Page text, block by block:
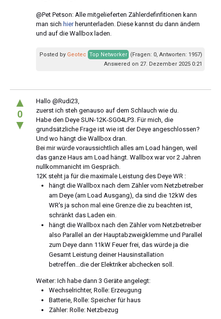
@Pet Petson: Alle mitgelieferten Zählerdefinfitionen kann
man sich hierherunterladen. Diese kannst du dann ändern
und auf die Wallbox laden.
Posted by Geotec Top Networker (Fragen: 0, Antworten: 1957)
Answered on 27. Dezember 2025 0:21
▲
0
▼
Hallo @Rudi23,
zuerst ich steh genauso auf dem Schlauch wie du.
Habe den Deye SUN-12K-SG04LP3. Für mich, die
grundsätzliche Frage ist wie ist der Deye angeschlossen?
Und wo hängt die Wallbox dran.
Bei mir würde voraussichtlich alles am Load hängen, weil
das ganze Haus am Load hängt. Wallbox war vor 2 Jahren
nullkommanicht im Gespräch.
12K steht ja für die maximale Leistung des Deye WR :
hängt die Wallbox nach dem Zähler vom Netzbetreiber
am Deye (am Load Ausgang), da sind die 12kW des
WR's ja schon mal eine Grenze die zu beachten ist,
schränkt das Laden ein.
hängt die Wallbox nach den Zähler vom Netzbetreiber
also Parallel an der Hauptabzweigklemme und Parallel
zum Deye dann 11kW Feuer frei, das würde ja die
Gesamt Leistung deiner Hausinstallation
betreffen...die der Elektriker abchecken soll.
Weiter: Ich habe dann 3 Geräte angelegt:
Wechselrichter, Rolle: Erzeugung
Batterie, Rolle: Speicher für haus
Zähler: Rolle: Netzbezug